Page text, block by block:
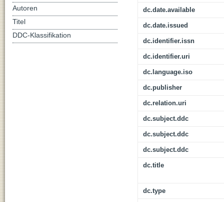
dc.date.available
dc.date.issued
dc.identifier.issn
dc.identifier.uri
dc.language.iso
dc.publisher
dc.relation.uri
dc.subject.ddc
dc.subject.ddc
dc.subject.ddc
dc.title
dc.type
Autoren
Titel
DDC-Klassifikation